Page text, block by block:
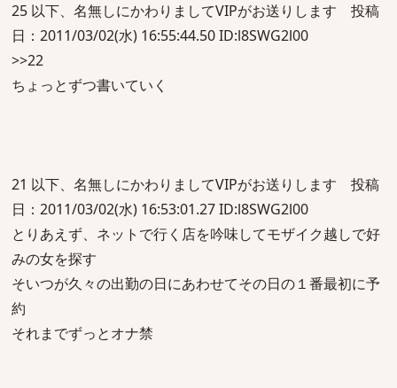
25 以下、名無しにかわりましてVIPがお送りします 投稿
日：2011/03/02(水) 16:55:44.50 ID:l8SWG2l00
>>22
ちょっとずつ書いていく
21 以下、名無しにかわりましてVIPがお送りします 投稿
日：2011/03/02(水) 16:53:01.27 ID:l8SWG2l00
とりあえず、ネットで行く店を吟味してモザイク越しで好
みの女を探す
そいつが久々の出勤の日にあわせてその日の１番最初に予
約
それまでずっとオナ禁